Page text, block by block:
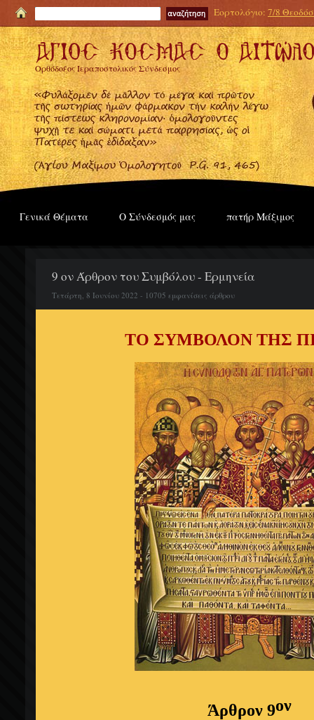
Εορτολόγιο: 7/8
Ορθόδοξος Ιεραποστολικός Σύνδεσμος
Γενικά Θέματα Ο Σύνδεσμός μας πατήρ Μάξιμος
9 ον Άρθρον του Συμβόλου - Ερμηνεία
Τετάρτη, 8 Ιουνίου 2022 - 10705 εμφανίσεις άρθρου
ΤΟ ΣΥΜΒΟΛΟΝ ΤΗΣ
Άρθρον 9ον